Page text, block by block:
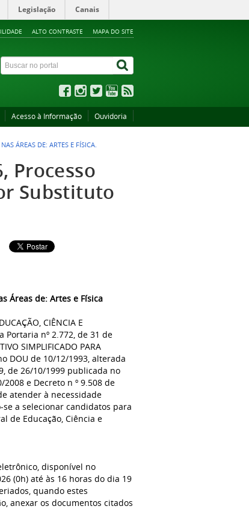
Legislação Canais
ALTO CONTRASTE MAPA DO SITE
Acesso à Informação Ouvidoria
ÁREAS DE: ARTES E FÍSICA.
Processo
Substituto
Áreas de: Artes e Física
CIÊNCIA E
Portaria nº 2.772, de 31 de
SIMPLIFICADO PARA
DOU de 10/12/1993, alterada
de 26/10/1999 publicada no
e Decreto n º 9.508 de
atender à necessidade
a selecionar candidatos para
de Educação, Ciência e
disponível no
(0h) até às 16 horas do dia 19
quando estes
anexar os documentos citados